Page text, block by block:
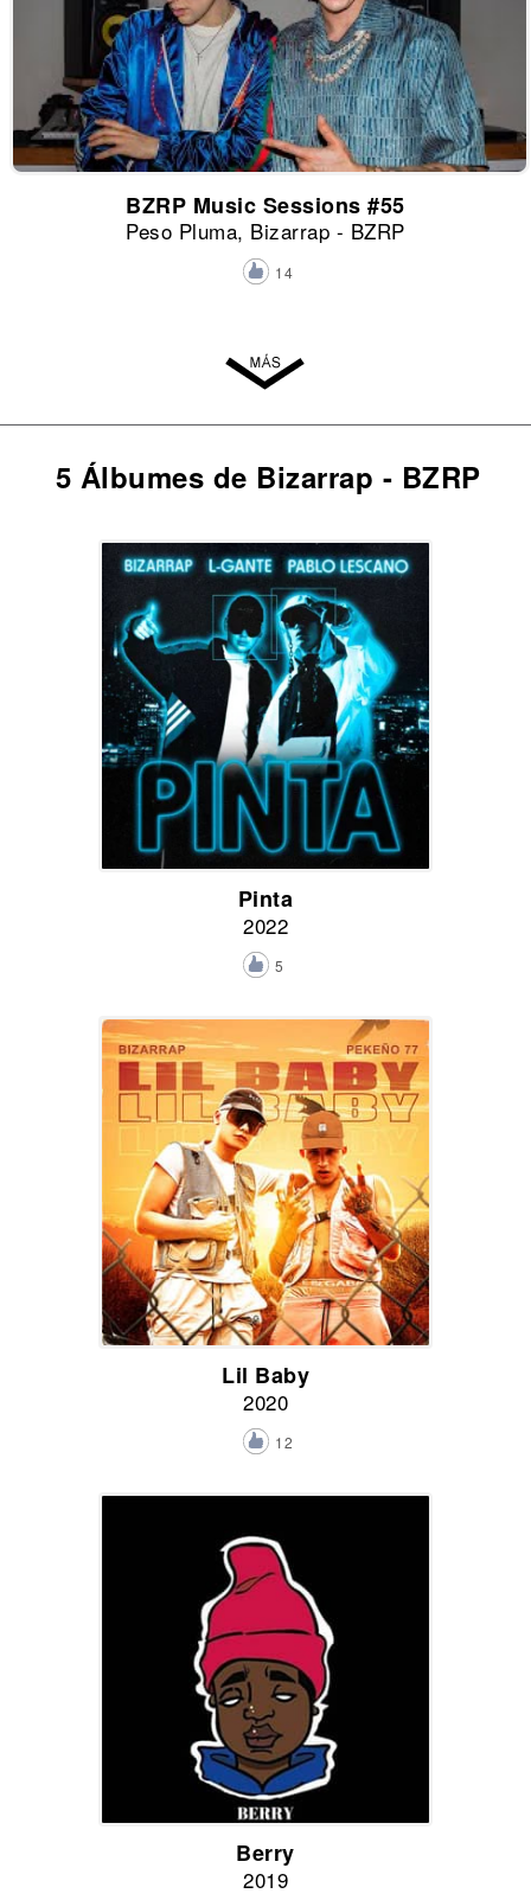
BZRP Music Sessions #55
Peso Pluma, Bizarrap - BZRP
14
5 Álbumes de Bizarrap - BZRP
Pinta
2022
5
Lil Baby
2020
12
Berry
2019